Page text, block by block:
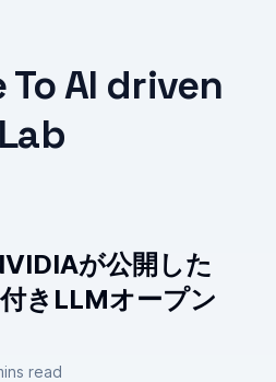
To AI driven
Lab
が公開した
きLLMオープン
read